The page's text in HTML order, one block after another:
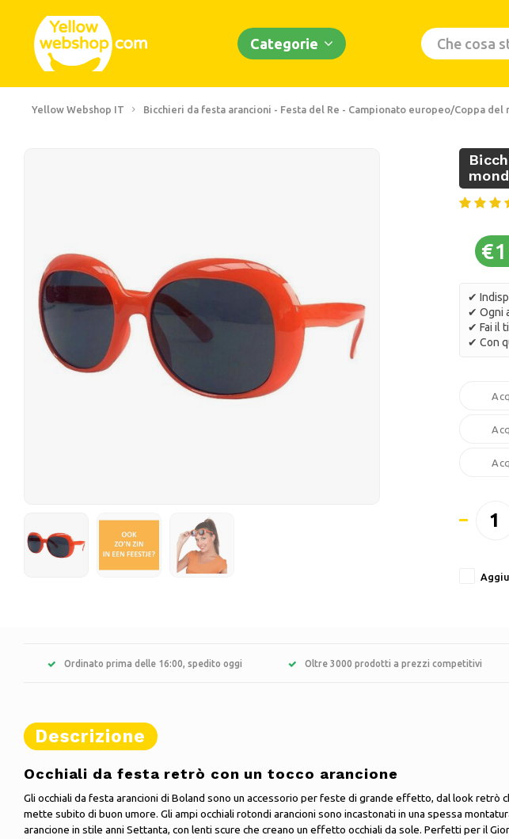
Categorie
Yellow Webshop IT Bicchieri da festa arancioni - Festa del Re - Campionato europeo/Coppa del
✔
✔ Ogni
✔ Fai il
✔ Con
Ordinato prima delle 16:00, spedito oggi Oltre 3000 prodotti a prezzi competitivi
Descrizione
Occhiali da festa retrò con un tocco arancione
Gli occhiali da festa arancioni di Boland sono un accessorio per feste di grande effetto, dal look retrò
mette subito di buon umore. Gli ampi occhiali rotondi arancioni sono incastonati in una spessa
arancione in stile anni Settanta, con lenti scure che creano un effetto occhiali da sole. Perfetti per il